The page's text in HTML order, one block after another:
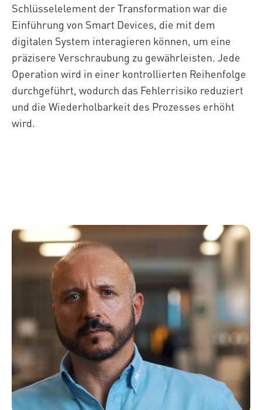
Schlüsselelement der Transformation war die
Einführung von Smart Devices, die mit dem
digitalen System interagieren können, um eine
präzisere Verschraubung zu gewährleisten. Jede
Operation wird in einer kontrollierten Reihenfolge
durchgeführt, wodurch das Fehlerrisiko reduziert
und die Wiederholbarkeit des Prozesses erhöht
wird.